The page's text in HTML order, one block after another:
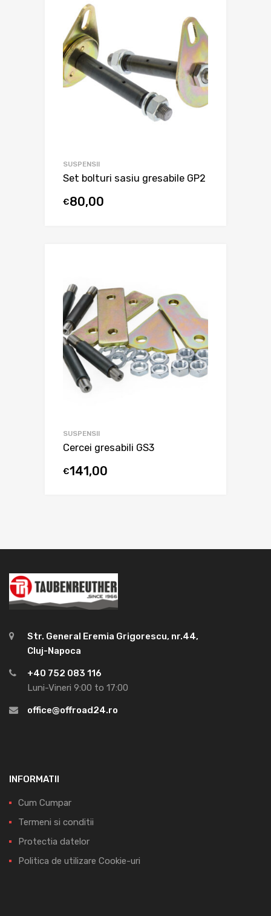
SUSPENSII
Set bolturi sasiu gresabile GP2
€80,00
SUSPENSII
Cercei gresabili GS3
€141,00
Str. General Eremia Grigorescu, nr.44,
Cluj-Napoca
+40 752 083 116
Luni-Vineri 9:00 to 17:00
office@offroad24.ro
INFORMATII
Cum Cumpar
Termeni si conditii
Protectia datelor
Politica de utilizare Cookie-uri